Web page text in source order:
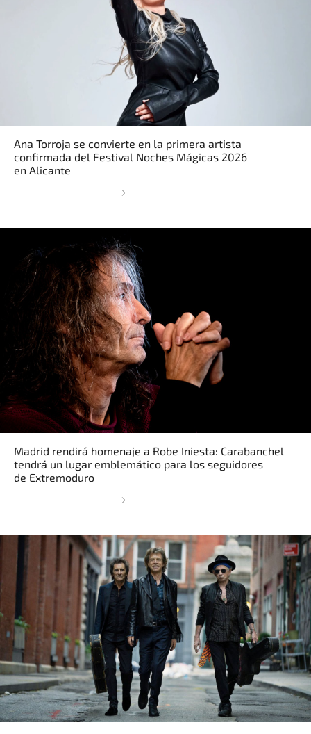
Ana Torroja se convierte en la primera artista
confirmada del Festival Noches Mágicas 2026
en Alicante
Madrid rendirá homenaje a Robe Iniesta: Carabanchel
tendrá un lugar emblemático para los seguidores
de Extremoduro